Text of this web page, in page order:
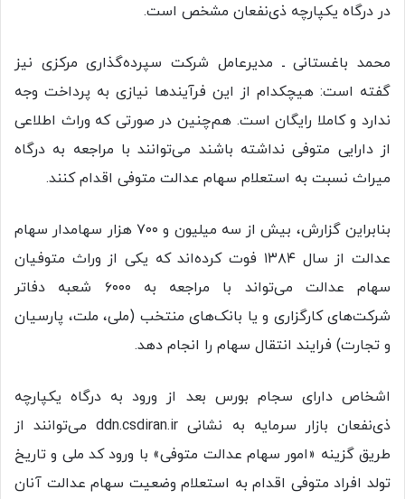
در درگاه یکپارچه ذی‌نفعان مشخص است.
محمد باغستانی ـ مدیرعامل شرکت سپرده‌گذاری مرکزی نیز
گفته است: هیچکدام از این فرآیندها نیازی به پرداخت وجه
ندارد و کاملا رایگان است. هم‌چنین در صورتی که وراث اطلاعی
از دارایی متوفی نداشته باشند می‌توانند با مراجعه به درگاه
میراث نسبت به استعلام سهام عدالت متوفی اقدام کنند.
بنابراین گزارش، بیش از سه میلیون و ۷۰۰ هزار سهامدار سهام
عدالت از سال ۱۳۸۴ فوت کرده‌اند که یکی از وراث متوفیان
سهام عدالت می‌تواند با مراجعه به ۶۰۰۰ شعبه دفاتر
شرکت‌های کارگزاری و یا بانک‌های منتخب (ملی، ملت، پارسیان
و تجارت) فرایند انتقال سهام را انجام دهد.
اشخاص دارای سجام بورس بعد از ورود به درگاه یکپارچه
ذی‌نفعان بازار سرمایه به نشانی ddn.csdiran.ir می‌توانند از
طریق گزینه «امور سهام عدالت متوفی» با ورود کد ملی و تاریخ
تولد افراد متوفی اقدام به استعلام وضعیت سهام عدالت آنان